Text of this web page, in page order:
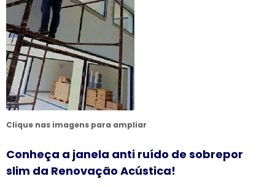
Clique nas imagens para ampliar
Conheça a janela anti ruído de sobrepor
slim da Renovação Acústica!